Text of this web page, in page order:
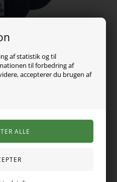
af statistik og til
til forbedring af
accepterer du brugen af